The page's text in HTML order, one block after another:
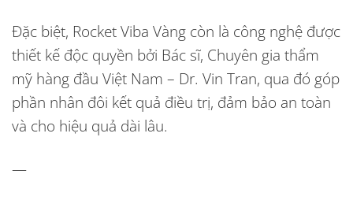
Đặc biệt, Rocket Viba Vàng còn là công nghệ được
thiết kế độc quyền bởi Bác sĩ, Chuyên gia thẩm
mỹ hàng đầu Việt Nam – Dr. Vin Tran, qua đó góp
phần nhân đôi kết quả điều trị, đảm bảo an toàn
và cho hiệu quả dài lâu.
—